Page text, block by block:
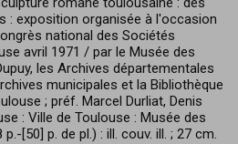
: exposition organisée à l'occasion
national des Sociétés
avril 1971 / par le Musée des
les Archives départementales
municipales et la Bibliothèque
; préf. Marcel Durliat, Denis
: Ville de Toulouse : Musée des
[50] p. de pl.) : ill. couv. ill. ; 27 cm.